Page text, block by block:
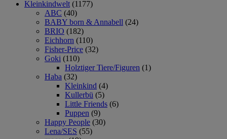
Kleinkindwelt (1177)
ABC (40)
BABY born & Annabell (24)
BRIO (182)
Eichhorn (110)
Fisher-Price (32)
Goki (110)
Holztiger Tiere/Figuren (1)
Haba (32)
Kleinkind (4)
Kullerbü (5)
Little Friends (6)
Puppen (9)
Happy People (30)
Lena/SES (55)